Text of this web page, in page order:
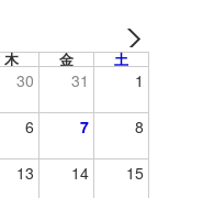
木 金 土
30 31 1
6 7 8
13 14 15